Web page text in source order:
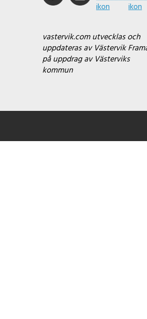
vastervik.com utvecklas och
uppdateras av Västervik
på uppdrag av Västerviks
kommun